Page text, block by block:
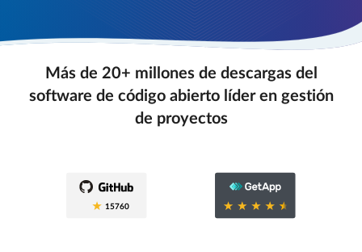
Más de 20+ millones de descargas del
software de código abierto líder en gestión
de proyectos
15760